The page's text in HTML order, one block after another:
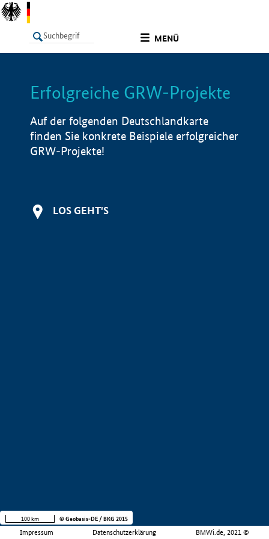
MENÜ
LISTE Info
Erfolgreiche GRW-Projekte
Auf der folgenden Deutschlandkarte
finden Sie konkrete Beispiele erfolgreicher
GRW-Projekte!
LOS GEHT'S
Impressum Datenschutzerklärung BMWi.de, 2021 ©
100 km © Geobasis-DE / BKG 2015